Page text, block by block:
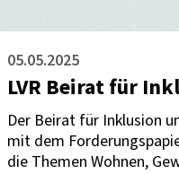
05.05.2025
LVR Beirat für
Der Beirat für Inklusion
mit dem
die Themen Wohnen,